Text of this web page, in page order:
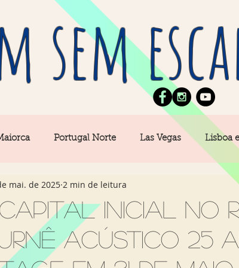
sem
Portugal Norte Las Vegas Lisboa
News Berlim Algarve
Açores Amsterdam Buenos Aires
Inicial no
Acústico 25
mai. de 2025 2 min de leitura